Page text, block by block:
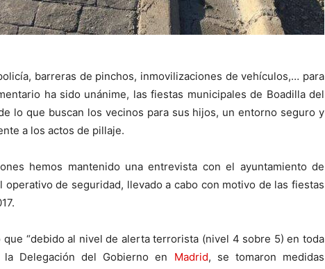
barreras de pinchos, inmovilizaciones de vehículos,… para
ha sido unánime, las fiestas municipales de Boadilla del
lo que buscan los vecinos para sus hijos, un entorno seguro y
a los actos de pillaje.
hemos mantenido una entrevista con el ayuntamiento de
operativo de seguridad, llevado a cabo con motivo de las fiestas
que “debido al nivel de alerta terrorista (nivel 4 sobre 5) en toda
Delegación del Gobierno en Madrid, se tomaron medidas